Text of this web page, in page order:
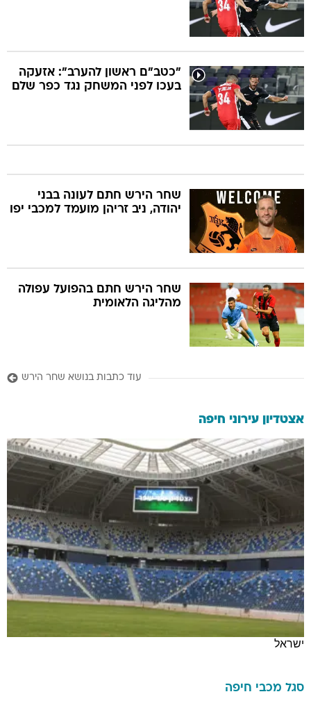
"כטב"ם ראשון להערב": אזעקה
בעכו לפני המשחק נגד כפר שלם
שחר הירש חתם לעונה בבני
יהודה, ניב זריהן מועמד למכבי יפו
שחר הירש חתם בהפועל עפולה
מהליגה הלאומית
עוד כתבות בנושא שחר הירש
אצטדיון עירוני חיפה
ישראל
סגל מכבי חיפה